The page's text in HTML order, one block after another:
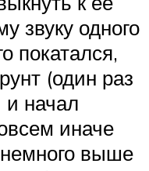
звуку одного
покатался,
(один раз
начал
иначе
выше